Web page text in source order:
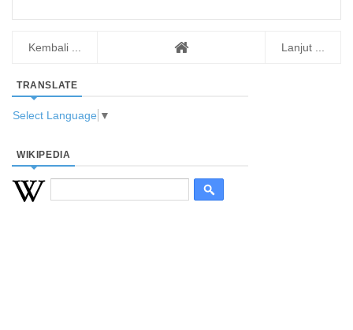
Kembali ... Lanjut ...
TRANSLATE
Select Language ▼
WIKIPEDIA